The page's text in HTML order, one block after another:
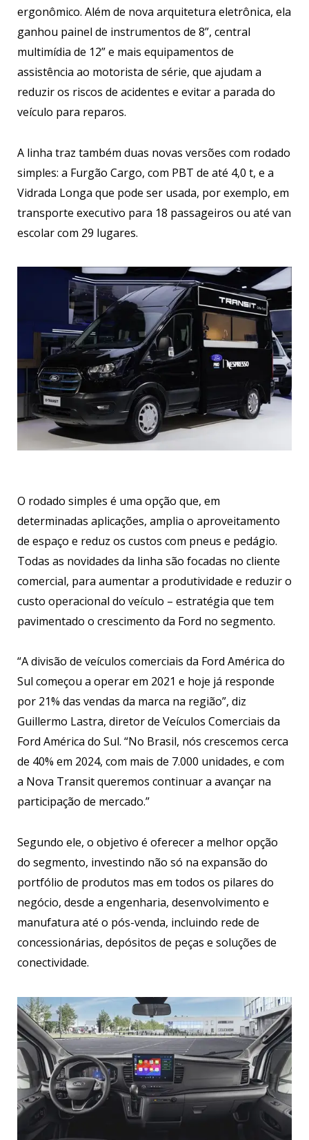
ergonômico. Além de nova arquitetura eletrônica, ela
ganhou painel de instrumentos de 8”, central
multimídia de 12” e mais equipamentos de
assistência ao motorista de série, que ajudam a
reduzir os riscos de acidentes e evitar a parada do
veículo para reparos.
A linha traz também duas novas versões com rodado
simples: a Furgão Cargo, com PBT de até 4,0 t, e a
Vidrada Longa que pode ser usada, por exemplo, em
transporte executivo para 18 passageiros ou até van
escolar com 29 lugares.
O rodado simples é uma opção que, em
determinadas aplicações, amplia o aproveitamento
de espaço e reduz os custos com pneus e pedágio.
Todas as novidades da linha são focadas no cliente
comercial, para aumentar a produtividade e reduzir o
custo operacional do veículo – estratégia que tem
pavimentado o crescimento da Ford no segmento.
“A divisão de veículos comerciais da Ford América do
Sul começou a operar em 2021 e hoje já responde
por 21% das vendas da marca na região”, diz
Guillermo Lastra, diretor de Veículos Comerciais da
Ford América do Sul. “No Brasil, nós crescemos cerca
de 40% em 2024, com mais de 7.000 unidades, e com
a Nova Transit queremos continuar a avançar na
participação de mercado.”
Segundo ele, o objetivo é oferecer a melhor opção
do segmento, investindo não só na expansão do
portfólio de produtos mas em todos os pilares do
negócio, desde a engenharia, desenvolvimento e
manufatura até o pós-venda, incluindo rede de
concessionárias, depósitos de peças e soluções de
conectividade.